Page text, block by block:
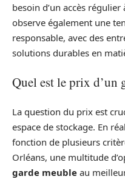
besoin d’un accès
observe également une
responsable, avec des
solutions durables en
Quel est le prix d’un
La question du prix est
espace de stockage. En
fonction de plusieurs
Orléans, une multitude
garde meuble au